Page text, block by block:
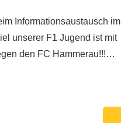
Informationsaustausch im
unserer F1 Jugend ist mit
den FC Hammerau!!!…